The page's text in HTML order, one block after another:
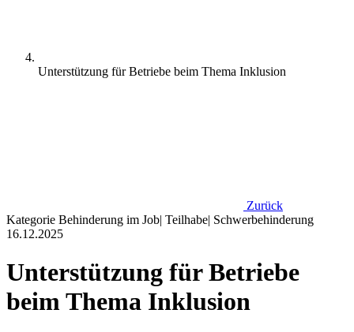
Unterstützung für Betriebe beim Thema Inklusion
Zurück
Kategorie Behinderung im Job| Teilhabe| Schwerbehinderung
16.12.2025
Unterstützung für Betriebe
beim Thema Inklusion